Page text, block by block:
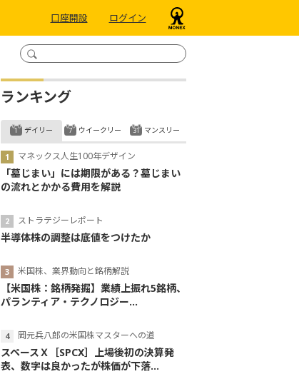
口座開設 ログイン
ランキング
デイリー
マネックス人生100年デザイン
「墓じまい」には期限がある？墓じまい
の流れとかかる費用を解説
ストラテジーレポート
半導体株の調整は底値をつけたか
米国株、業界動向と銘柄解説
【米国株：銘柄発掘】業績上振れ5銘柄、
パランティア・テクノロジー...
岡元兵八郎の米国株マスターへの道
スペースＸ［SPCX］上場後初の決算発
表、数字は良かったが株価が下落...
ウイークリー マンスリー